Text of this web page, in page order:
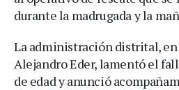
durante la madrugada y la
La administración distrital, en
Alejandro Eder, lamentó el
de edad y anunció